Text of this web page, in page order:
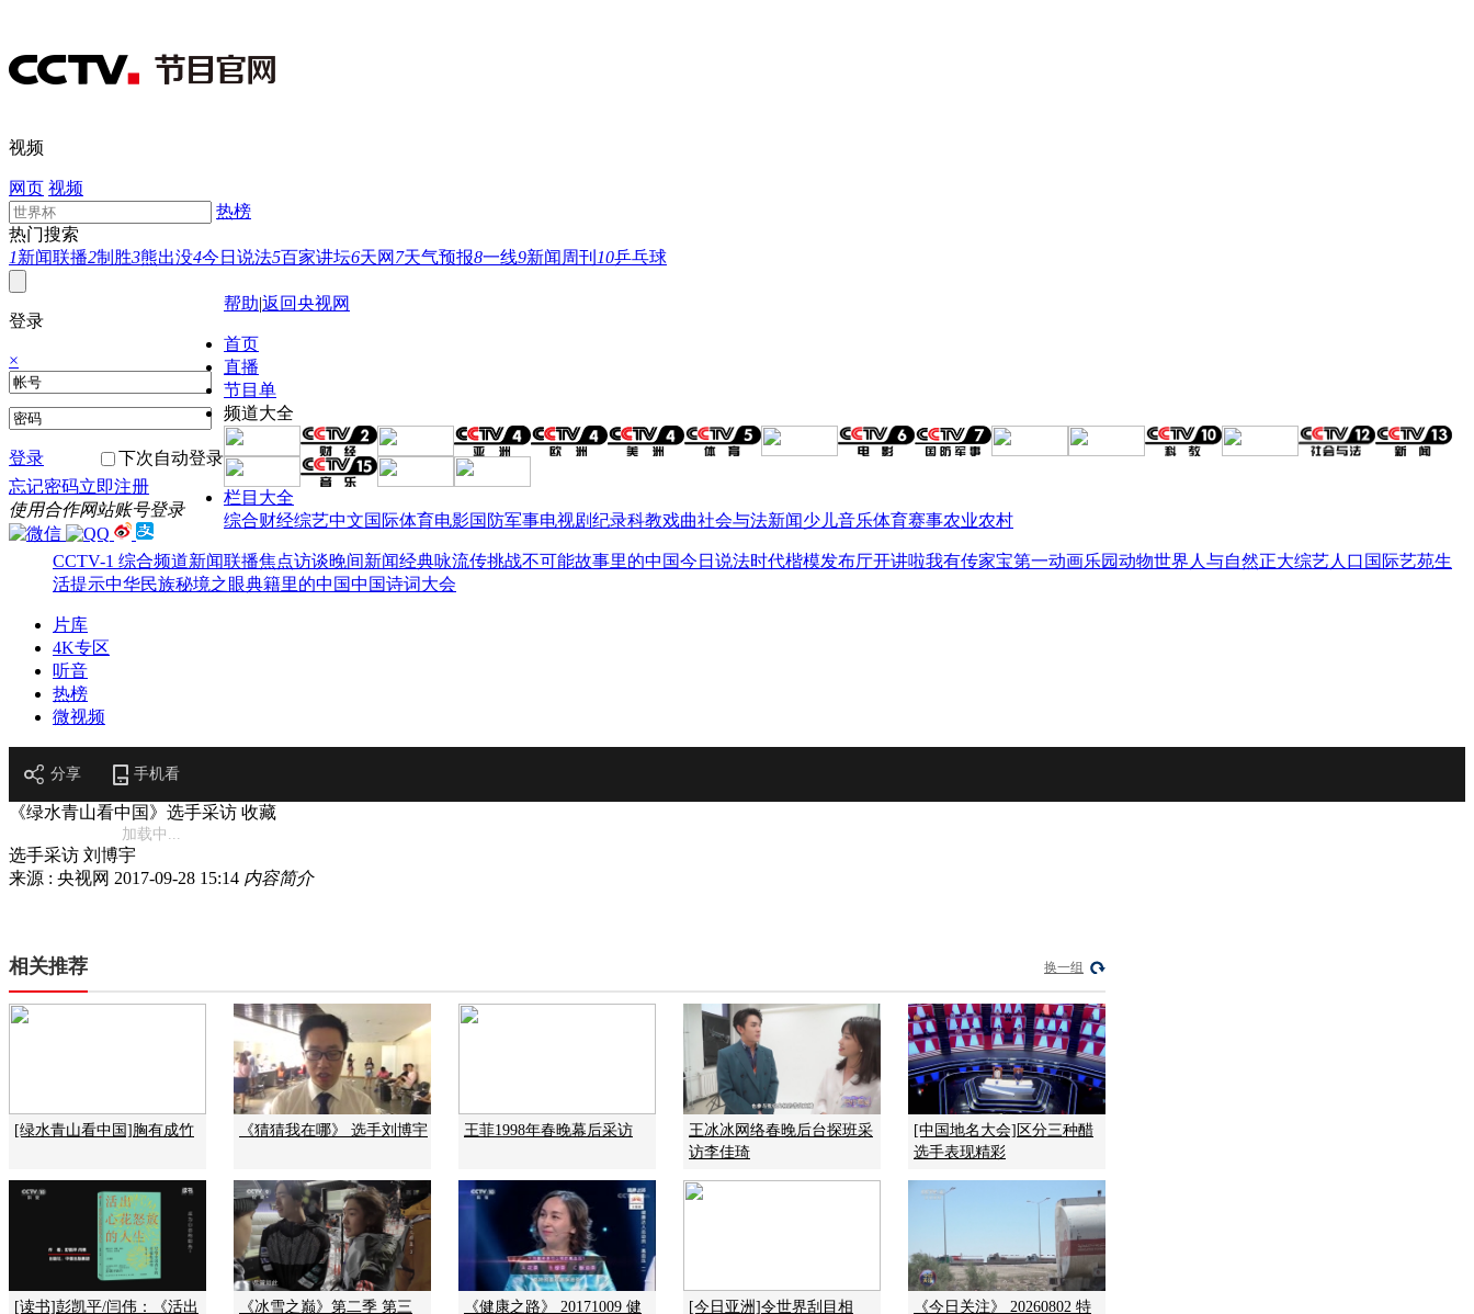
视频
网页 视频
热榜
热门搜索
1新闻联播2制胜3熊出没4今日说法5百家讲坛6天网 7天气预报8一线9新闻周刊 10乒乓球
登录
×
登录
下次自动登录
忘记密码立即注册
使用合作网站账号登录
帮助|返回央视网
首页
直播
节目单
频道大全
栏目大全
综合财经综艺中文国际体育电影国防军事电视剧纪录科教戏曲社会与法新闻少儿音乐体育赛事农业农村
CCTV-1 综合频道新闻联播焦点访谈晚间新闻经典咏流传挑战不可能故事里的中国今日说法时代楷模发布厅开讲啦我有传家宝第一动画乐园动物世界 人与自然正大综艺人口 国际艺苑生
活提示中华民族秘境之眼典籍里的中国中国诗词大会
片库
4K专区
听音
热榜
微视频
分享 手机看
《绿水青山看中国》选手采访 收藏
加载中...
选手采访 刘博宇
来源 : 央视网 2017-09-28 15:14 内容简介
相关推荐 换一组
[绿水青山看中国]胸有成竹 《猜猜我在哪》 选手刘博宇 王菲1998年春晚幕后采访
王冰冰网络春晚后台探班采
访李佳琦
[中国地名大会]区分三种醋
选手表现精彩
[读书]彭凯平/闫伟：《活出
《冰雪之巅》第二季 第三
《健康之路》 20171009 健
[今日亚洲]令世界刮目相
《今日关注》 20260802 特